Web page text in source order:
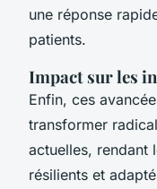
une réponse
patients.
Impact sur les
Enfin, ces
transformer
actuelles, rendant
résilients et